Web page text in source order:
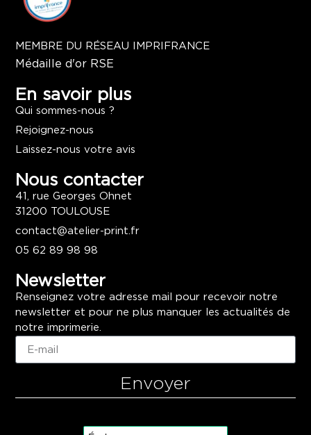
MEMBRE DU RÉSEAU IMPRIFRANCE
Médaille d'or RSE
En savoir plus
Qui sommes-nous ?
Rejoignez-nous
Laissez-nous votre avis
Nous contacter
41, rue Georges Ohnet
31200 TOULOUSE
contact@atelier-print.fr
05 62 89 98 98
Newsletter
Renseignez votre adresse mail pour recevoir notre
newsletter et pour ne plus manquer les actualités de
notre imprimerie.
Envoyer